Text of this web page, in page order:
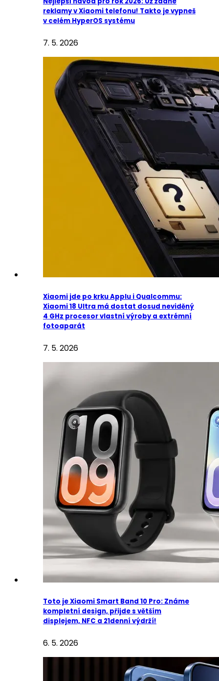
reklamy v Xiaomi telefonu! Takto je vypneš
v celém HyperOS systému
7. 5. 2026
Xiaomi jde po krku Applu i Qualcommu:
Xiaomi 18 Ultra má dostat dosud neviděný
4 GHz procesor vlastní výroby a extrémní
fotoaparát
7. 5. 2026
Toto je Xiaomi Smart Band 10 Pro: Známe
kompletní design, přijde s větším
displejem, NFC a 21denní výdrží!
6. 5. 2026